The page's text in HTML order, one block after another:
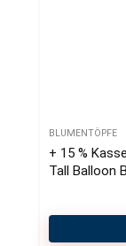
BLUMENTÖPFE
+ 15 %
Tall Balloon